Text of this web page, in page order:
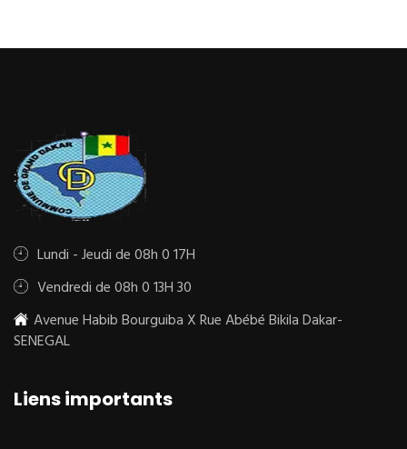
Lundi - Jeudi de 08h 0 17H
Vendredi de 08h 0 13H 30
Avenue Habib Bourguiba X Rue Abébé Bikila Dakar-
SENEGAL
Liens importants